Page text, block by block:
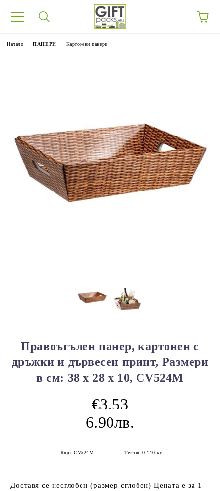
Начало ПАНЕРИ Картонени панери
Правоъгълен панер, картонен с
дръжки и дървесен принт, Размери
в см: 38 x 28 x 10, CV524M
€3.53
6.90лв.
Код: CV524M Тегло: 0.110 кг
Доставя се несглобен (размер сглобен) Цената е за 1